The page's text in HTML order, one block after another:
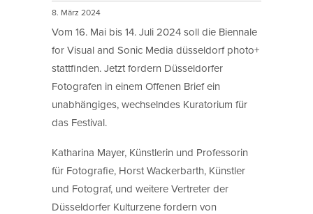
8. März 2024
Vom 16. Mai bis 14. Juli 2024 soll die Biennale
for Visual and Sonic Media düsseldorf photo+
stattfinden. Jetzt fordern Düsseldorfer
Fotografen in einem Offenen Brief ein
unabhängiges, wechselndes Kuratorium für
das Festival.
Katharina Mayer, Künstlerin und Professorin
für Fotografie, Horst Wackerbarth, Künstler
und Fotograf, und weitere Vertreter der
Düsseldorfer Kulturzene fordern von